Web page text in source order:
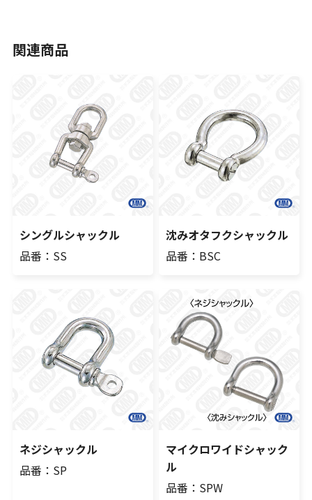
関連商品
シングルシャックル
品番：SS
沈みオタフクシャックル
品番：BSC
ネジシャックル
品番：SP
マイクロワイドシャック
ル
品番：SPW